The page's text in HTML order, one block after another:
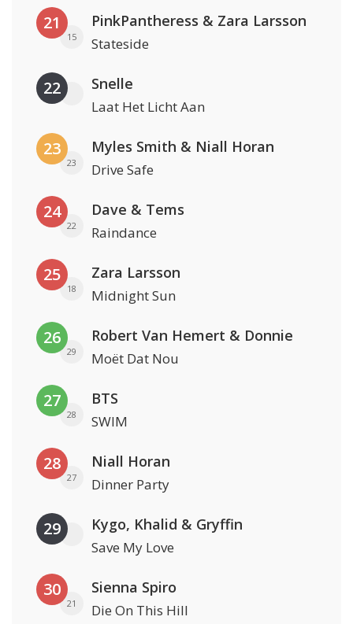
21
15
PinkPantheress & Zara Larsson
Stateside
22 Snelle
Laat Het Licht Aan
23
23
Myles Smith & Niall Horan
Drive Safe
24
22
Dave & Tems
Raindance
25
18
Zara Larsson
Midnight Sun
26
29
Robert Van Hemert & Donnie
Moët Dat Nou
27
28
BTS
SWIM
28
27
Niall Horan
Dinner Party
29 Kygo, Khalid & Gryffin
Save My Love
30
21
Sienna Spiro
Die On This Hill